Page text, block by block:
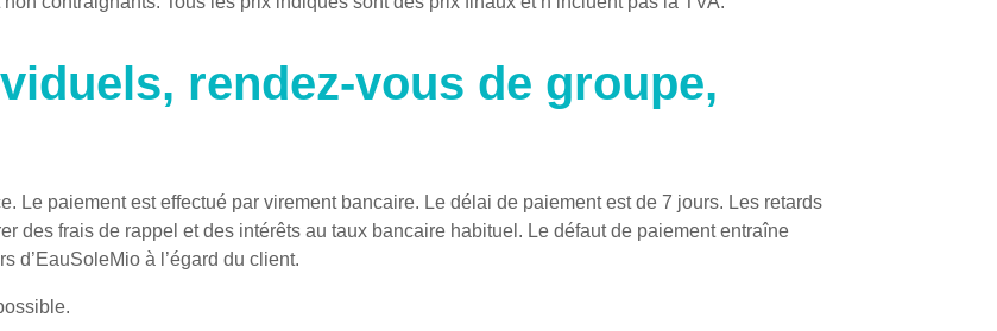
rendez-vous de groupe,
Le paiement est effectué par virement bancaire. Le délai de paiement est de 7 jours. Les retards
des frais de rappel et des intérêts au taux bancaire habituel. Le défaut de paiement entraîne
d’EauSoleMio à l’égard du client.